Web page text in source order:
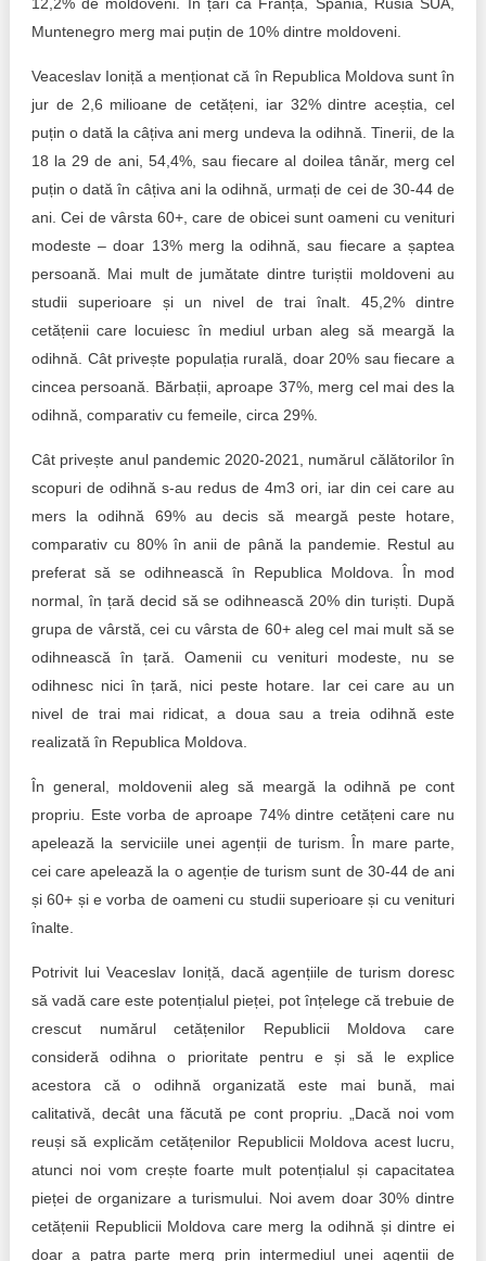
Muntenegro merg mai puțin de 10% dintre moldoveni.
Veaceslav Ioniță a menționat că în Republica Moldova sunt în
jur de 2,6 milioane de cetățeni, iar 32% dintre aceștia, cel
puțin o dată la câțiva ani merg undeva la odihnă. Tinerii, de la
18 la 29 de ani, 54,4%, sau fiecare al doilea tânăr, merg cel
puțin o dată în câțiva ani la odihnă, urmați de cei de 30-44 de
ani. Cei de vârsta 60+, care de obicei sunt oameni cu venituri
modeste – doar 13% merg la odihnă, sau fiecare a șaptea
persoană. Mai mult de jumătate dintre turiștii moldoveni au
studii superioare și un nivel de trai înalt. 45,2% dintre
cetățenii care locuiesc în mediul urban aleg să meargă la
odihnă. Cât privește populația rurală, doar 20% sau fiecare a
cincea persoană. Bărbații, aproape 37%, merg cel mai des la
odihnă, comparativ cu femeile, circa 29%.
Cât privește anul pandemic 2020-2021, numărul călătorilor în
scopuri de odihnă s-au redus de 4m3 ori, iar din cei care au
mers la odihnă 69% au decis să meargă peste hotare,
comparativ cu 80% în anii de până la pandemie. Restul au
preferat să se odihnească în Republica Moldova. În mod
normal, în țară decid să se odihnească 20% din turiști. După
grupa de vârstă, cei cu vârsta de 60+ aleg cel mai mult să se
odihnească în țară. Oamenii cu venituri modeste, nu se
odihnesc nici în țară, nici peste hotare. Iar cei care au un
nivel de trai mai ridicat, a doua sau a treia odihnă este
realizată în Republica Moldova.
În general, moldovenii aleg să meargă la odihnă pe cont
propriu. Este vorba de aproape 74% dintre cetățeni care nu
apelează la serviciile unei agenții de turism. În mare parte,
cei care apelează la o agenție de turism sunt de 30-44 de ani
și 60+ și e vorba de oameni cu studii superioare și cu venituri
înalte.
Potrivit lui Veaceslav Ioniță, dacă agențiile de turism doresc
să vadă care este potențialul pieței, pot înțelege că trebuie de
crescut numărul cetățenilor Republicii Moldova care
consideră odihna o prioritate pentru e și să le explice
acestora că o odihnă organizată este mai bună, mai
calitativă, decât una făcută pe cont propriu. „Dacă noi vom
reuși să explicăm cetățenilor Republicii Moldova acest lucru,
atunci noi vom crește foarte mult potențialul și capacitatea
pieței de organizare a turismului. Noi avem doar 30% dintre
cetățenii Republicii Moldova care merg la odihnă și dintre ei
doar a patra parte merg prin intermediul unei agenții de